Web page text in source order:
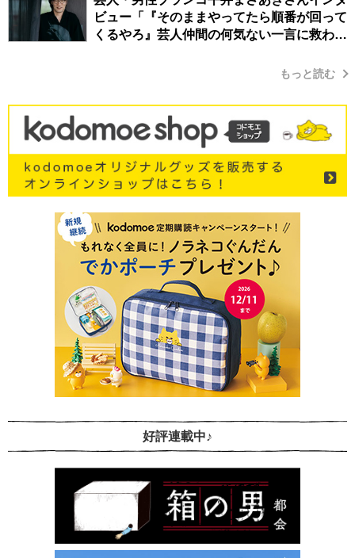
ビュー「『そのままやってたら順番が回って
くるやろ』芸人仲間の何気ない一言に救われ
もっと読む
好評連載中♪